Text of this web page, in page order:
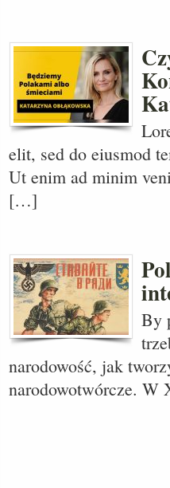
elit, sed do eiusmod
Ut enim ad minim
[…]
By
narodowość, jak
narodowotwórcze.